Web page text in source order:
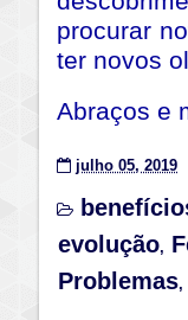
procurar
ter novos
Abraços e
julho 05, 2019
evolução,
Problemas,